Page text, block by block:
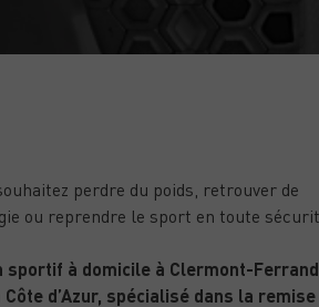
perdre du poids, retrouver de
ou reprendre le sport en toute
sportif à domicile à Clermont-
d’Azur, spécialisé dans la remise